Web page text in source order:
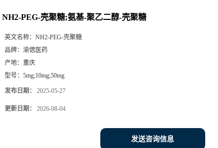
NH2-PEG-壳聚糖;氨基-聚乙二醇-壳聚糖
英文名称： NH2-PEG-壳聚糖
品牌： 渝偲医药
产地： 重庆
型号： 5mg;10mg;50mg
发布日期： 2025-05-27
更新日期： 2026-08-04
发送咨询信息